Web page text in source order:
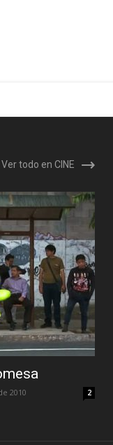
Ver todo en CINE
2010 2